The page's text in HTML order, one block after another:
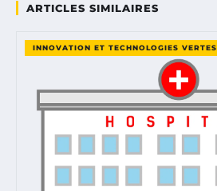
ARTICLES SIMILAIRES
INNOVATION ET TECHNOLOGIES VERTES